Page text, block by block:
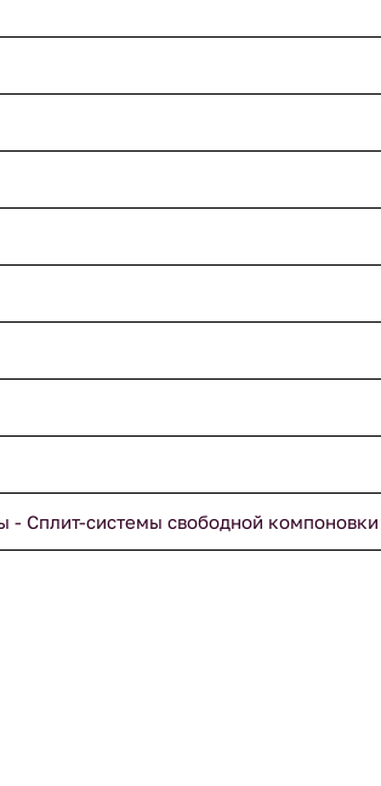
Сплит-системы свободной компоновки